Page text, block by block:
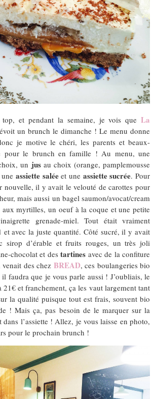
et pendant la semaine, je vois que La
un brunch le dimanche ! Le menu donne
je motive le chéri, les parents et beaux-
pour le brunch en famille ! Au menu, une
un jusau choix (orange, pamplemousse
assiette saléeet une assiette sucrée. Pour
nouvelle, il y avait le velouté de carottes pour
mais aussi un bagel saumon/avocat/cream
aux myrtilles, un oeuf à la coque et une petite
grenade-miel. Tout était vraiment
avec la juste quantité. Côté sucré, il y avait
sirop d’érable et fruits rouges, un très joli
chocolat et des tartines avec de la confiture
des chez BREAD, ces boulangeries bio
faudra que je vous parle aussi ! J’oubliais, le
et franchement, ça les vaut largement tant
la qualité puisque tout est frais, souvent bio
! Mais ça, pas besoin de le marquer sur la
dans l’assiette ! Allez, je vous laisse en photo,
pour le prochain brunch !